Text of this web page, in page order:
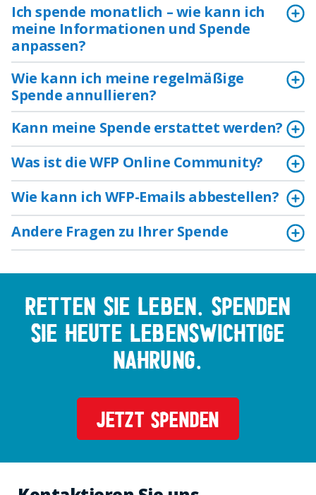
Ich spende monatlich – wie kann ich
meine Informationen und Spende
anpassen?
Wie kann ich meine regelmäßige
Spende annullieren?
Kann meine Spende erstattet werden?
Was ist die WFP Online Community?
Wie kann ich WFP-Emails abbestellen?
Andere Fragen zu Ihrer Spende
Retten Sie Leben. Spenden
Sie heute lebenswichtige
Nahrung.
JETZT SPENDEN